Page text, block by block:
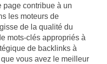
page contribue à un
les moteurs de
de la qualité du
mots-clés appropriés à
de backlinks à
vous avez le meilleur